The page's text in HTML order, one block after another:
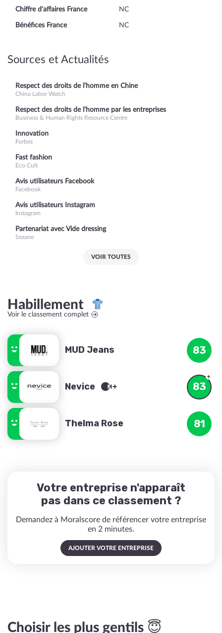
Chiffre d'affaires France NC
Bénéfices France NC
Sources et Actualités
Respect des droits de l’homme en Chine
China Labor Watch
Respect des droits de l’homme par les entreprises
Business & Human Rights Resource Centre
Innovation
Forbes
Fast fashion
Eco Cult
Avis utilisateurs Facebook
Facebook
Avis utilisateurs Instagram
Instagram
Partenariat avec Vide dressing
Sezane
VOIR TOUTES
Habillement
Voir le classement complet
MUD Jeans 83
Nevice 83
Thelma Rose 81
Votre entreprise n'apparaît
pas dans ce classement ?
Demandez à Moralscore de référencer votre entreprise
en 2 minutes.
AJOUTER VOTRE ENTREPRISE
Choisir les plus gentils 😇